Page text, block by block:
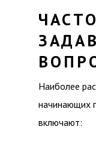
ЧАСТО
Наиболее
начинающих
включают: